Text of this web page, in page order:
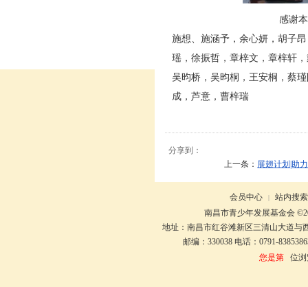
感谢
施想、施涵予，余心妍，胡子
瑶，徐振哲，章梓文，章梓轩
吴昀桥，吴昀桐，王安桐，蔡
成，芦意，曹梓瑞
分享到：
上一条： 展翅计划|助
会员中心 |
站内搜索
南昌市青少年发展基金会
地址：南昌市红谷滩新区三清山大道与
邮编：330038 电话：0791-
您是第位